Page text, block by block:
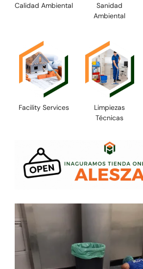
Sanidad
Ambiental
Calidad Ambiental
Facility Services
Limpiezas
Técnicas